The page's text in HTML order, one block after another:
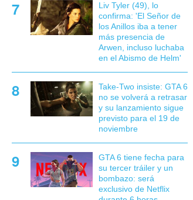
Liv Tyler (49), lo
confirma: 'El Señor de
los Anillos iba a tener
más presencia de
Arwen, incluso luchaba
en el Abismo de Helm'
Take-Two insiste: GTA 6
no se volverá a retrasar
y su lanzamiento sigue
previsto para el 19 de
noviembre
GTA 6 tiene fecha para
su tercer tráiler y un
bombazo: será
exclusivo de Netflix